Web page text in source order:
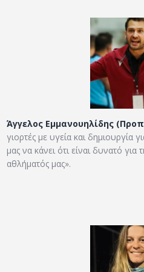
Άγγελος Εμμανουηλίδης
γιορτές με υγεία και δημιουργία
μας να κάνει ότι είναι δυνατό
αθλήματός μας».